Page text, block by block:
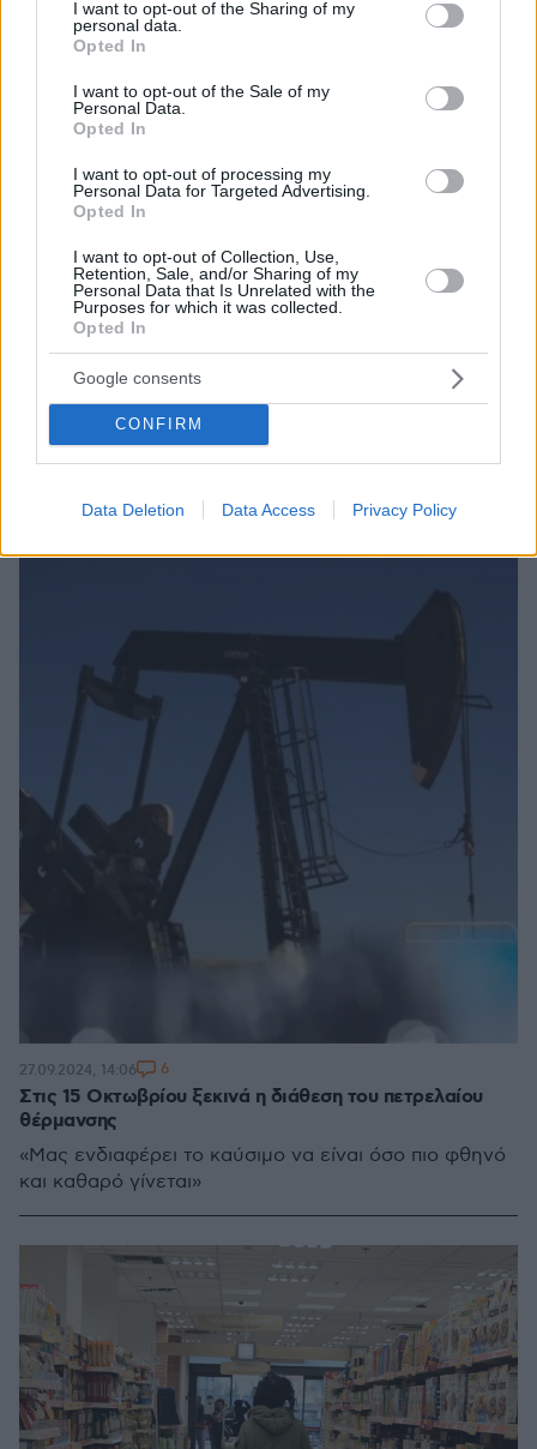
not limited to your visit or usage behaviour. You may click to
grant or deny consent to Google and its third-party tags to
use your data for below specified purposes in below Google
consent section.
I want to opt-out of the Sharing of my
personal data.
Opted In
I want to opt-out of the Sale of my
Personal Data.
Opted In
I want to opt-out of processing my
Personal Data for Targeted Advertising.
Opted In
I want to opt-out of Collection, Use,
Retention, Sale, and/or Sharing of my
Personal Data that Is Unrelated with the
Purposes for which it was collected.
Opted In
Google consents
CONFIRM
Data Deletion Data Access Privacy Policy
Συνεργασία Συνήγορου του Καταναλωτή και ΕΣΕΕ για
την υγιή επιχειρηματικότητα και αγορά χωρίς
στρεβλώσεις
14.03.2025, 18:19
Στις 15 Οκτωβρίου ξεκινά η διάθεση του πετρελαίου
θέρμανσης
«Μας ενδιαφέρει το καύσιμο να είναι όσο πιο φθηνό
και καθαρό γίνεται»
27.09.2024, 14:06 6